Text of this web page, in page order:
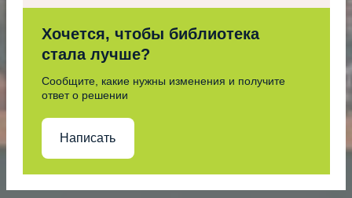
Хочется, чтобы библиотека
стала лучше?
Сообщите, какие нужны изменения и получите
ответ о решении
Написать